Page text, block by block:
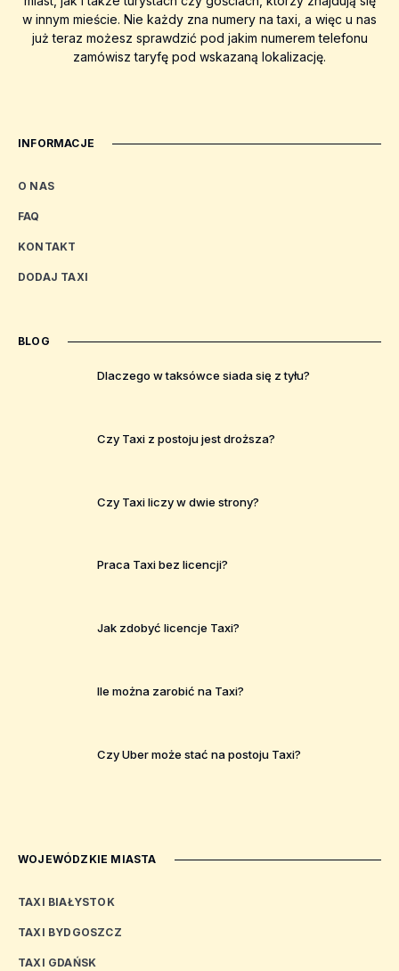
w innym mieście. Nie każdy zna numery na taxi, a więc u nas
już teraz możesz sprawdzić pod jakim numerem telefonu
zamówisz taryfę pod wskazaną lokalizację.
INFORMACJE
O NAS
FAQ
KONTAKT
DODAJ TAXI
BLOG
Dlaczego w taksówce siada się z tyłu?
Czy Taxi z postoju jest droższa?
Czy Taxi liczy w dwie strony?
Praca Taxi bez licencji?
Jak zdobyć licencje Taxi?
Ile można zarobić na Taxi?
Czy Uber może stać na postoju Taxi?
WOJEWÓDZKIE MIASTA
TAXI BIAŁYSTOK
TAXI BYDGOSZCZ
TAXI GDAŃSK